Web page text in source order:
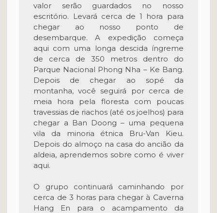
valor serão guardados no nosso
escritório. Levará cerca de 1 hora para
chegar ao nosso ponto de
desembarque. A expedição começa
aqui com uma longa descida íngreme
de cerca de 350 metros dentro do
Parque Nacional Phong Nha – Ke Bang.
Depois de chegar ao sopé da
montanha, você seguirá por cerca de
meia hora pela floresta com poucas
travessias de riachos (até os joelhos) para
chegar a Ban Doong – uma pequena
vila da minoria étnica Bru-Van Kieu.
Depois do almoço na casa do ancião da
aldeia, aprendemos sobre como é viver
aqui.
O grupo continuará caminhando por
cerca de 3 horas para chegar à Caverna
Hang En para o acampamento da